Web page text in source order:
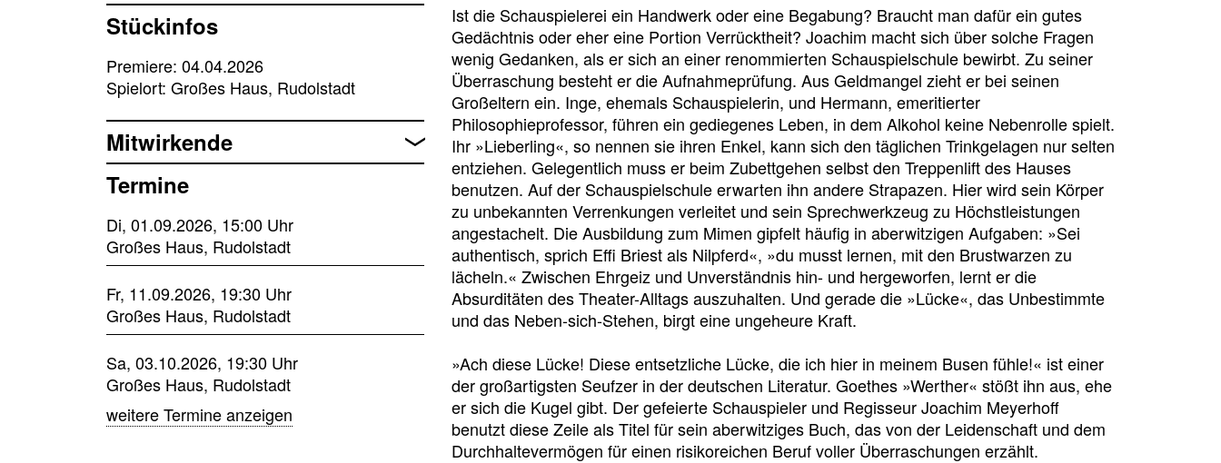
Ist die Schauspielerei ein Handwerk oder eine Begabung? Braucht man dafür ein gutes
Gedächtnis oder eher eine Portion Verrücktheit? Joachim macht sich über solche Fragen
wenig Gedanken, als er sich an einer renommierten Schauspielschule bewirbt. Zu seiner
Überraschung besteht er die Aufnahmeprüfung. Aus Geldmangel zieht er bei seinen
Großeltern ein. Inge, ehemals Schauspielerin, und Hermann, emeritierter
Philosophieprofessor, führen ein gediegenes Leben, in dem Alkohol keine Nebenrolle spielt.
Ihr »Lieberling«, so nennen sie ihren Enkel, kann sich den täglichen Trinkgelagen nur selten
entziehen. Gelegentlich muss er beim Zubettgehen selbst den Treppenlift des Hauses
benutzen. Auf der Schauspielschule erwarten ihn andere Strapazen. Hier wird sein Körper
zu unbekannten Verrenkungen verleitet und sein Sprechwerkzeug zu Höchstleistungen
angestachelt. Die Ausbildung zum Mimen gipfelt häufig in aberwitzigen Aufgaben: »Sei
authentisch, sprich Effi Briest als Nilpferd«, »du musst lernen, mit den Brustwarzen zu
lächeln.« Zwischen Ehrgeiz und Unverständnis hin- und hergeworfen, lernt er die
Absurditäten des Theater-Alltags auszuhalten. Und gerade die »Lücke«, das Unbestimmte
und das Neben-sich-Stehen, birgt eine ungeheure Kraft.
»Ach diese Lücke! Diese entsetzliche Lücke, die ich hier in meinem Busen fühle!« ist einer
der großartigsten Seufzer in der deutschen Literatur. Goethes »Werther« stößt ihn aus, ehe
er sich die Kugel gibt. Der gefeierte Schauspieler und Regisseur Joachim Meyerhoff
benutzt diese Zeile als Titel für sein aberwitziges Buch, das von der Leidenschaft und dem
Durchhaltevermögen für einen risikoreichen Beruf voller Überraschungen erzählt.
Stückinfos
Premiere: 04.04.2026
Spielort: Großes Haus, Rudolstadt
Mitwirkende
Termine
Di, 01.09.2026, 15:00 Uhr
Großes Haus, Rudolstadt
Fr, 11.09.2026, 19:30 Uhr
Großes Haus, Rudolstadt
Sa, 03.10.2026, 19:30 Uhr
Großes Haus, Rudolstadt
weitere Termine anzeigen